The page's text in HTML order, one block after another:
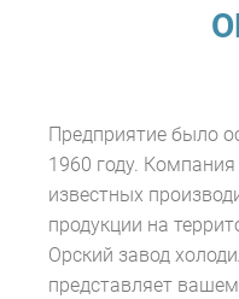
Предприятие было
1960 году.
известных
продукции на
Орский завод
представляет